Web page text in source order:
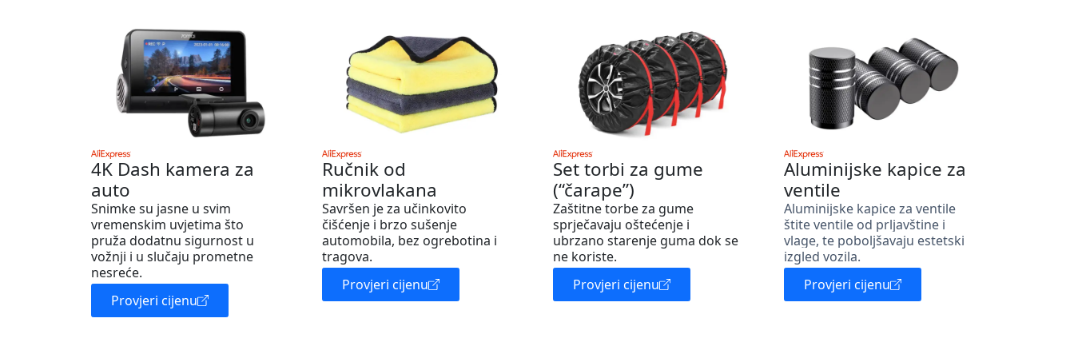
4K Dash kamera za
auto
Snimke su jasne u svim
vremenskim uvjetima što
pruža dodatnu sigurnost u
vožnji i u slučaju prometne
nesreće.
Provjeri cijenu
Ručnik od
mikrovlakana
Savršen je za učinkovito
čišćenje i brzo sušenje
automobila, bez ogrebotina i
tragova.
Provjeri cijenu
Set torbi za gume
(“čarape”)
Zaštitne torbe za gume
sprječavaju oštećenje i
ubrzano starenje guma dok se
ne koriste.
Provjeri cijenu
Aluminijske kapice za
ventile
Aluminijske kapice za ventile
štite ventile od prljavštine i
vlage, te poboljšavaju estetski
izgled vozila.
Provjeri cijenu